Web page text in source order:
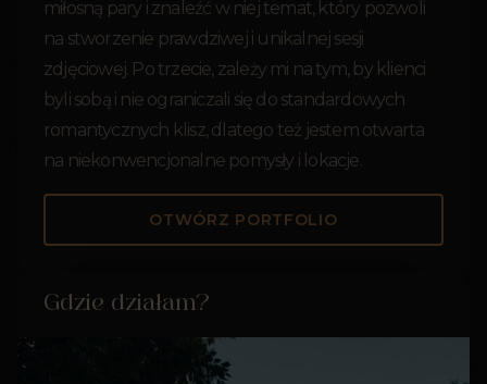
miłosną pary i znaleźć w niej temat, który pozwoli
na stworzenie prawdziwej i unikalnej sesji
zdjęciowej. Po trzecie, zależy mi na tym, by klienci
byli sobą i nie ograniczali się do standardowych
romantycznych klisz, dlatego też jestem otwarta
na niekonwencjonalne pomysły i lokacje.
OTWÓRZ PORTFOLIO
Gdzie działam?